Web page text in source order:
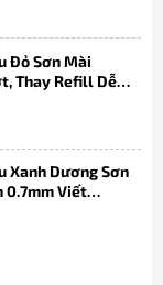
Đỏ Sơn Mài
Thay Refill Dễ
Xanh Dương Sơn
0.7mm Viết
Hộp Quà